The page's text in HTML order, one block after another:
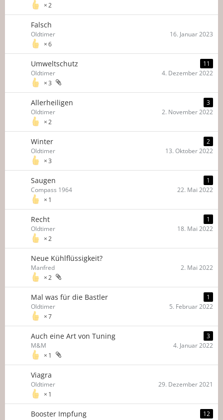
2
Falsch
6
Oldtimer 16. Januar 2023
Umweltschutz 11
3
Oldtimer 4. Dezember 2022
Allerheiligen 3
2
Oldtimer 2. November 2022
Winter 2
3
Oldtimer 13. Oktober 2022
Saugen 1
1
Compass 1964 22. Mai 2022
Recht 1
2
Oldtimer 18. Mai 2022
Neue Kühlflüssigkeit?
2
Manfred 2. Mai 2022
Mal was für die Bastler 1
7
Oldtimer 5. Februar 2022
Auch eine Art von Tuning 3
1
M&M 4. Januar 2022
Viagra
1
Oldtimer 29. Dezember 2021
Booster Impfung
12